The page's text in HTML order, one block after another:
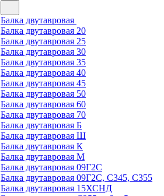
Балка двутавровая
Балка двутавровая 20
Балка двутавровая 25
Балка двутавровая 30
Балка двутавровая 35
Балка двутавровая 40
Балка двутавровая 45
Балка двутавровая 50
Балка двутавровая 60
Балка двутавровая 70
Балка двутавровая Б
Балка двутавровая Ш
Балка двутавровая К
Балка двутавровая М
Балка двутавровая 09Г2С
Балка двутавровая 09Г2С, С345, С355
Балка двутавровая 15ХСНД